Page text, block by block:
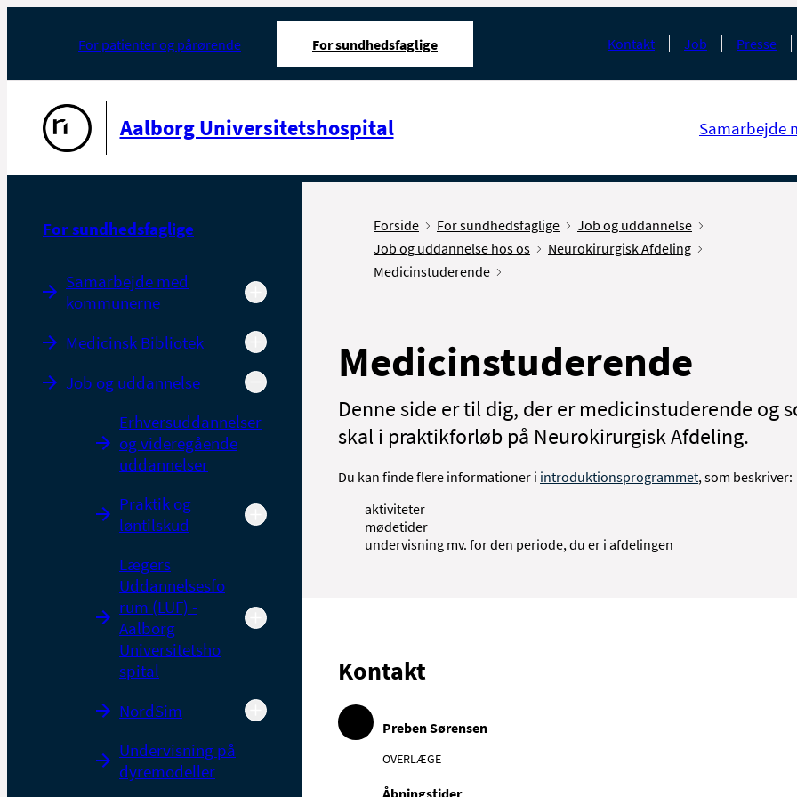
For patienter og pårørende For sundhedsfaglige Kontakt Job Presse
Aalborg Universitetshospital Samarbejde
For sundhedsfaglige
Samarbejde med
kommunerne
Medicinsk Bibliotek
Job og uddannelse
Erhversuddannelser
og videregående
uddannelser
Praktik og
løntilskud
Lægers
Uddannelsesfo
rum (LUF) -
Aalborg
Universitetsho
spital
NordSim
Undervisning på
dyremodeller
Forside For sundhedsfaglige
Job og uddannelse
Job og uddannelse hos os
Neurokirurgisk Afdeling
Medicinstuderende
Medicinstuderende
Denne side er til dig, der er medicinstuderende og
skal i praktikforløb på Neurokirurgisk Afdeling.
Du kan finde flere informationer i introduktionsprogrammet, som beskriver:
aktiviteter
mødetider
undervisning mv. for den periode, du er i afdelingen
Kontakt
Preben Sørensen
OVERLÆGE
Åbningstider